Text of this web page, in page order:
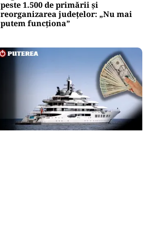
peste 1.500 de primării și
reorganizarea județelor: „Nu mai
putem funcționa”